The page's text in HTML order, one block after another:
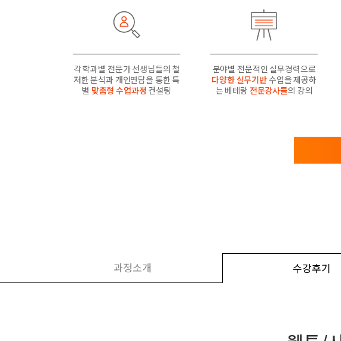
각 학과별 전문가 선생님들의 철
저한 분석과 개인면담을 통한 특
별 맞춤형 수업과정 컨설팅
분야별 전문적인 실무경력으로
다양한 실무기반수업을 제공하
는 베테랑 전문강사들의 강의
과정소개 수강후기